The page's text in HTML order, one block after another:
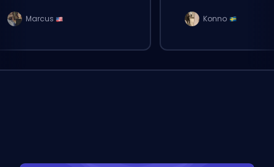
Marcus Konno